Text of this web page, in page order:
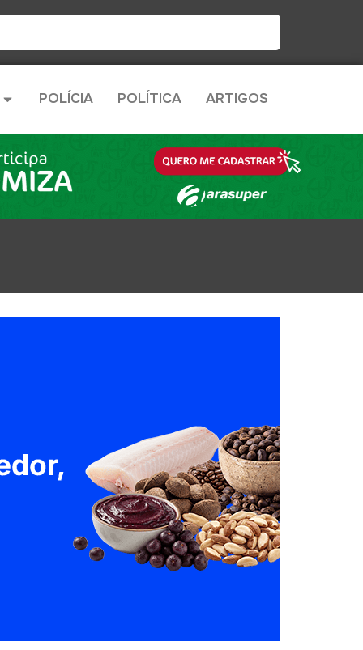
POLÍCIA POLÍTICA ARTIGOS